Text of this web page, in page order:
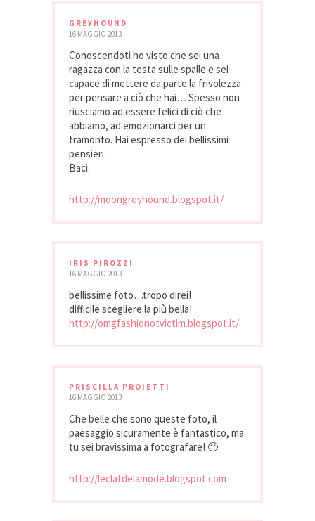
GREYHOUND
16 MAGGIO 2013
Conoscendoti ho visto che sei una
ragazza con la testa sulle spalle e sei
capace di mettere da parte la frivolezza
per pensare a ciò che hai… Spesso non
riusciamo ad essere felici di ciò che
abbiamo, ad emozionarci per un
tramonto. Hai espresso dei bellissimi
pensieri.
Baci.
http://moongreyhound.blogspot.it/
IRIS PIROZZI
16 MAGGIO 2013
bellissime foto…tropo direi!
difficile scegliere la più bella!
http://omgfashionotvictim.blogspot.it/
PRISCILLA PROIETTI
16 MAGGIO 2013
Che belle che sono queste foto, il
paesaggio sicuramente è fantastico, ma
tu sei bravissima a fotografare! 🙂
http://leclatdelamode.blogspot.com